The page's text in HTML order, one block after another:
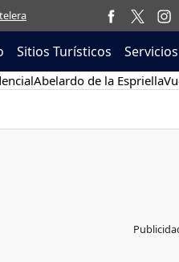
Sitios Turísticos
Abelardo de la Espriella